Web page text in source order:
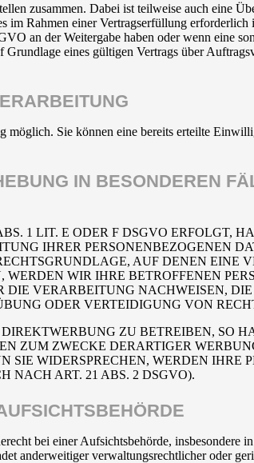
zusammen. Dabei ist teilweise auch eine
im Rahmen einer Vertragserfüllung
an der Weitergabe haben oder wenn eine
eines gültigen Vertrags über
Sie können eine bereits erteilte
IN BESONDEREN
1 LIT. E ODER F DSGVO ERFOLGT,
IHRER PERSONENBEZOGENEN
AUF DENEN EINE
WIR IHRE BETROFFENEN
VERARBEITUNG NACHWEISEN,
ODER VERTEIDIGUNG VON
ZU BETREIBEN, SO
ZUM ZWECKE DERARTIGER
WIDERSPRECHEN, WERDEN IHRE
NACH ART. 21 ABS. 2 DSGVO).
bei einer Aufsichtsbehörde, insbesondere
anderweitiger verwaltungsrechtlicher oder